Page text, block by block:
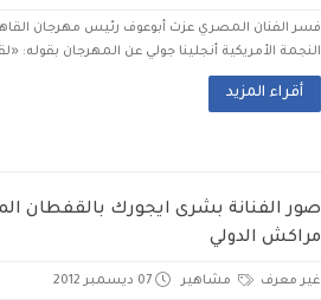
فسر الفنان المصري عزت أبوعوف رئيس مهرجان
النجمة الأمريكية أنجلينا جولي عن المهرجان بقوله:
أقراء المزيد
صور الفنانة بشرى ايجورك بالقفطان
مراكش الدولي
غير معرف مشاهير 07 ديسمبر 2012